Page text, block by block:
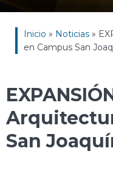
Inicio » Noticias »
en Campus San
San